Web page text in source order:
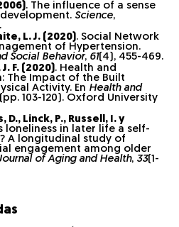
. The influence of a sense
Science,
L. J. (2020). Social Network
of Hypertension.
Social Behavior, 61(4), 455-469.
F. (2020). Health and
The Impact of the Built
Activity. En Health and
103-120). Oxford University
D., Linck, P., Russell, I. y
loneliness in later life a self-
A longitudinal study of
engagement among older
of Aging and Health, 33(1-